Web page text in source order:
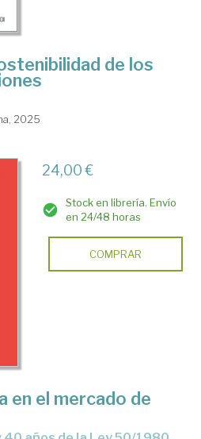
de los
2025
24,00 €
Stock en librería. Envío
en 24/48 horas
COMPRAR
en el mercado de